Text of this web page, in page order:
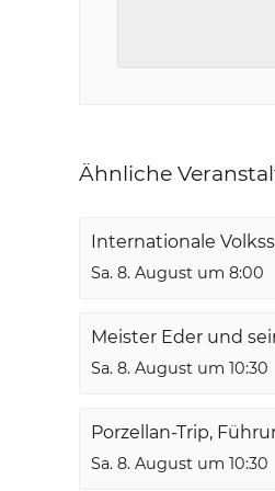
Ähnliche
Internationale
Sa. 8. August um 8:00
Meister Eder und
Sa. 8. August um 10:30
Porzellan-Trip,
Sa. 8. August um 10:30